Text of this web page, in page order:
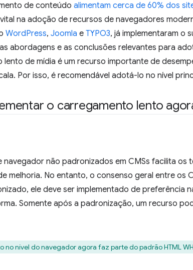
de conteúdo alimentam cerca de 60% dos
na adoção de recursos de navegadores
WordPress, Joomla e TYPO3, já implementaram o
abordagens e as conclusões relevantes para
lento de mídia é um recurso importante de
Por isso, é recomendável adotá-lo no nível
o carregamento lento
não padronizados em CMSs facilita os
melhoria. No entanto, o consenso geral entre os
ele deve ser implementado de preferência
Somente após a padronização, um recurso
no nível do navegador agora faz parte do padrão HTML